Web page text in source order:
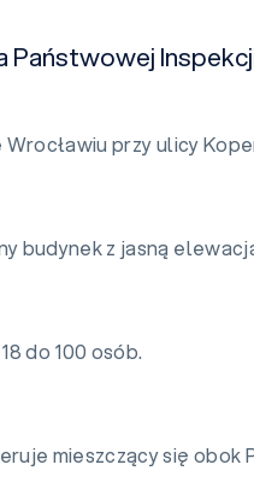
Państwowej
przy ulicy
budynek z jasną
do 100 osób.
mieszczący się obok